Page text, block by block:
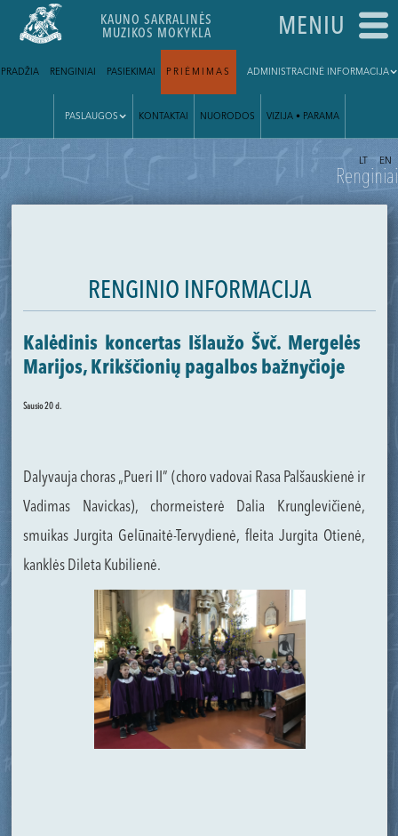
KAUNO SAKRALINĖS
MUZIKOS MOKYKLA
MENIU
PRADŽIA RENGINIAI PASIEKIMAI PRIĖMIMAS ADMINISTRACINĖ INFORMACIJA
PASLAUGOS KONTAKTAI NUORODOS VIZIJA • PARAMA
| LT EN
Renginiai
RENGINIO INFORMACIJA
Kalėdinis koncertas Išlaužo Švč. Mergelės
Marijos, Krikščionių pagalbos bažnyčioje
Sausio 20 d.
Dalyvauja choras „Pueri II” (choro vadovai Rasa Palšauskienė ir
Vadimas Navickas), chormeisterė Dalia Krunglevičienė,
smuikas Jurgita Gelūnaitė-Tervydienė, fleita Jurgita Otienė,
kanklės Dileta Kubilienė.